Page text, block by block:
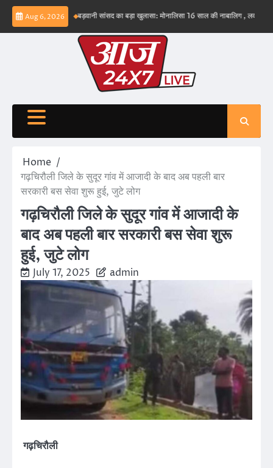
Skip
content
Aug 6, 2026
नहीं – ईरान बड़वानी सांसद का बड़ा खुलासा: मोनालिसा 16 साल की नाबालिग , लव जिहाद के
Home
गढ़चिरौली जिले के सुदूर गांव में आजादी के बाद अब पहली बार
सरकारी बस सेवा शुरू हुई, जुटे लोग
गढ़चिरौली जिले के सुदूर गांव में आजादी के
बाद अब पहली बार सरकारी बस सेवा शुरू
हुई, जुटे लोग
July 17, 2025 admin
गढ़चिरौली